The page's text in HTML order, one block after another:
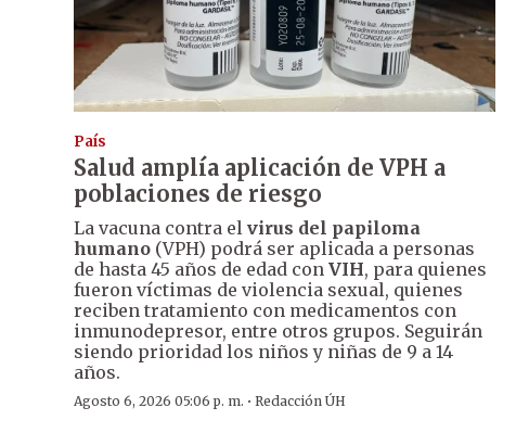
País
Salud amplía aplicación de VPH a
poblaciones de riesgo
La vacuna contra el virus del papiloma
humano (VPH) podrá ser aplicada a personas
de hasta 45 años de edad con VIH, para quienes
fueron víctimas de violencia sexual, quienes
reciben tratamiento con medicamentos con
inmunodepresor, entre otros grupos. Seguirán
siendo prioridad los niños y niñas de 9 a 14
años.
Agosto 6, 2026 05:06 p. m. · Redacción ÚH